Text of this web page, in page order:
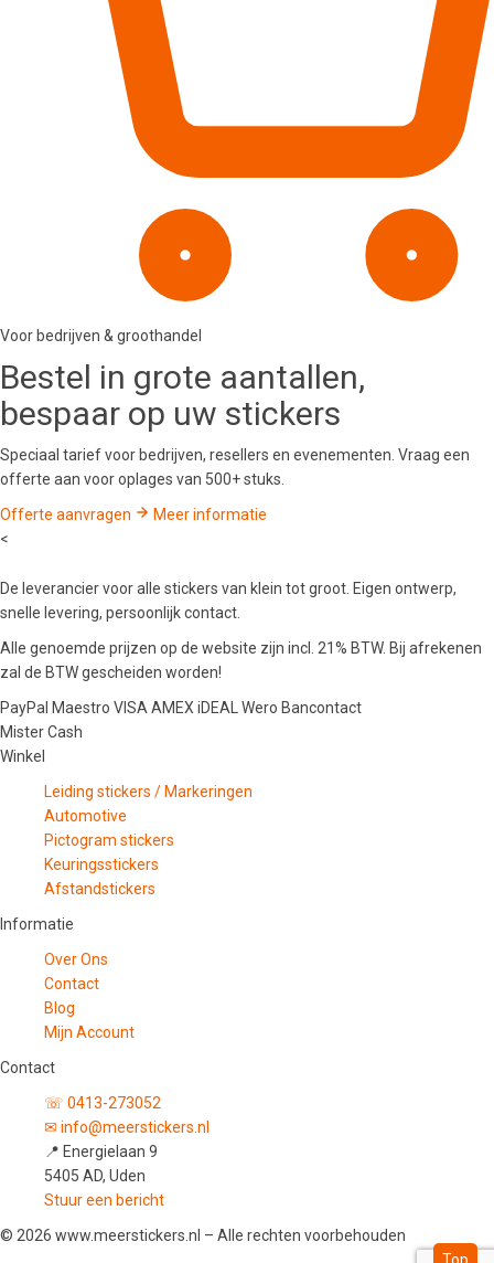
Voor bedrijven & groothandel
Bestel in grote aantallen,
bespaar op uw stickers
Speciaal tarief voor bedrijven, resellers en evenementen. Vraag een
offerte aan voor oplages van 500+ stuks.
Offerte aanvragen
Meer informatie
<
De leverancier voor alle stickers van klein tot groot. Eigen ontwerp,
snelle levering, persoonlijk contact.
Alle genoemde prijzen op de website zijn incl. 21% BTW. Bij afrekenen
zal de BTW gescheiden worden!
PayPal Maestro VISAAMEXiDEALWero Bancontact
Mister Cash
Winkel
Leiding stickers / Markeringen
Automotive
Pictogram stickers
Keuringsstickers
Afstandstickers
Informatie
Over Ons
Contact
Blog
Mijn Account
Contact
☏ 0413-273052
✉ info@meerstickers.nl
📍 Energielaan 9
5405 AD, Uden
Stuur een bericht
© 2026 www.meerstickers.nl – Alle rechten voorbehouden